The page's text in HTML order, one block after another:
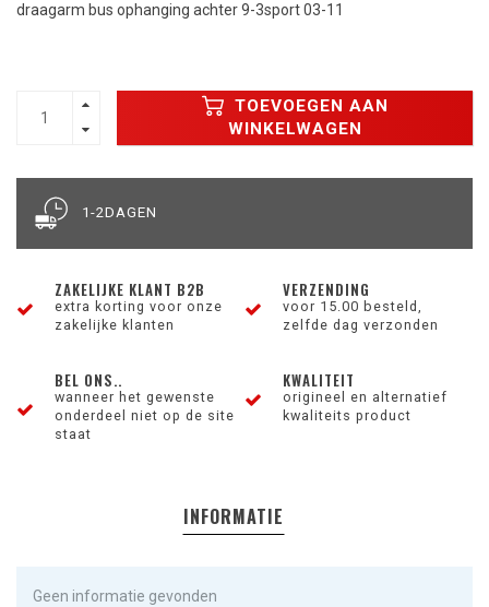
draagarm bus ophanging achter 9-3sport 03-11
TOEVOEGEN AAN
WINKELWAGEN
1-2DAGEN
ZAKELIJKE KLANT B2B
extra korting voor onze
zakelijke klanten
VERZENDING
voor 15.00 besteld,
zelfde dag verzonden
BEL ONS..
wanneer het gewenste
onderdeel niet op de site
staat
KWALITEIT
origineel en alternatief
kwaliteits product
INFORMATIE
Geen informatie gevonden